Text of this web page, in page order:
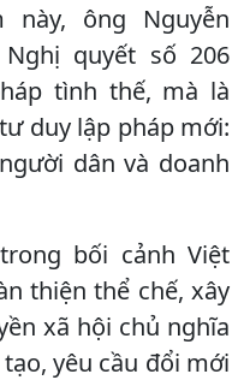
này, ông Nguyễn
quyết số 206
tình thế, mà là
duy lập pháp mới:
dân và doanh
bối cảnh Việt
thiện thể chế, xây
xã hội chủ nghĩa
yêu cầu đổi mới